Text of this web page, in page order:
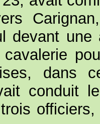
devant
dans
conduit